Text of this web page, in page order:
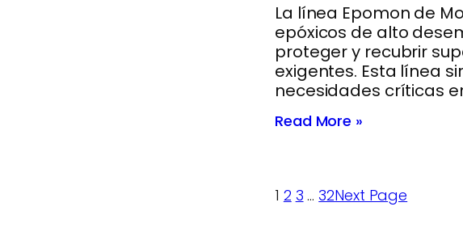
La línea Epomon de
epóxicos de alto
proteger y recubrir
exigentes. Esta línea
necesidades críticas
Read More »
1 2 3 … 32Next Page